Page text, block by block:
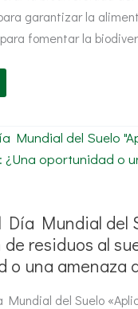
garantizar la
fomentar la
Día Mundial del
residuos al
o una amenaza
del Suelo